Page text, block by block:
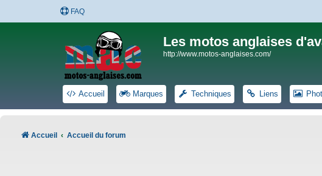
FAQ
Les motos anglaises
http://www.motos-anglaises.com/
Accueil Marques Techniques Liens
Accueil Accueil du forum